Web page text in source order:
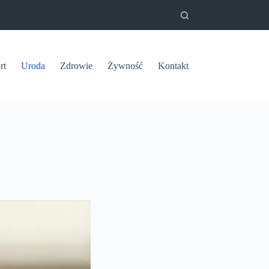
Uroda Zdrowie Żywność Kontakt